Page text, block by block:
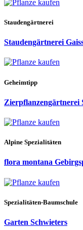
Staudengärtnerei
Staudengärtnerei
Geheimtipp
Zierpflanzengärtnerei
Alpine Spezialitäten
flora montana
Spezialitäten-Baumschule
Garten Schwieters